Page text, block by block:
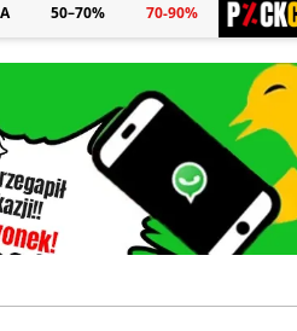
50–70% 70-90%